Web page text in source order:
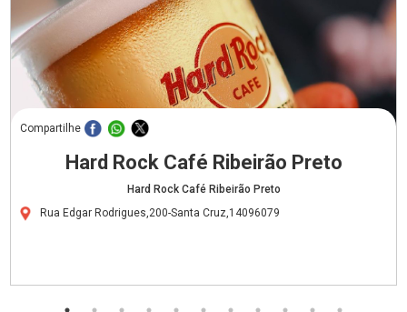
Compartilhe
Hard Rock Café Ribeirão Preto
Hard Rock Café Ribeirão Preto
Rua Edgar Rodrigues,200-Santa Cruz,14096079